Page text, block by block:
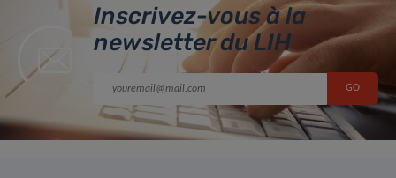
Inscrivez-vous à la
newsletter du LIH